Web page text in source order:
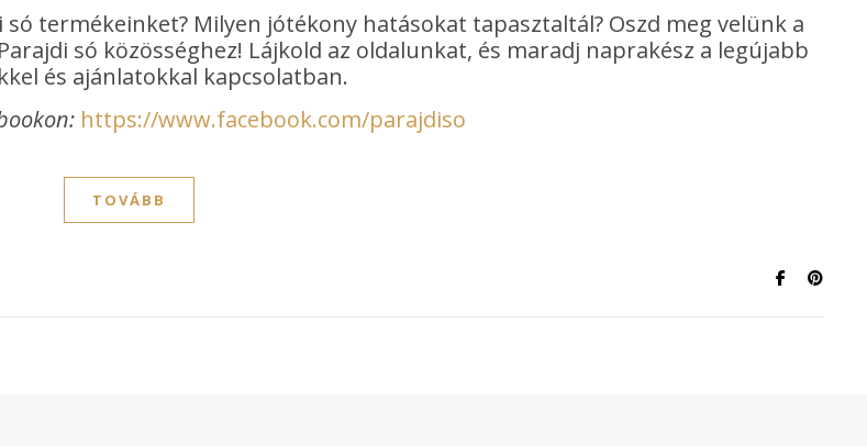
termékeinket? Milyen jótékony hatásokat tapasztaltál? Oszd meg velünk a
só közösséghez! Lájkold az oldalunkat, és maradj naprakész a legújabb
és ajánlatokkal kapcsolatban.
https://www.facebook.com/parajdiso
TOVÁBB